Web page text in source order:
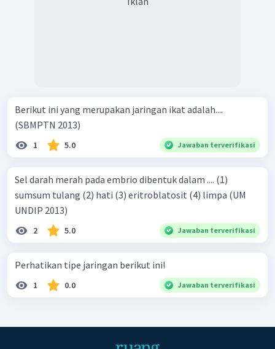
Berikut ini yang merupakan jaringan ikat adalah....
(SBMPTN 2013)
1 5.0 Jawaban terverifikasi
Sel darah merah pada embrio dibentuk dalam .... (1)
sumsum tulang (2) hati (3) eritroblatosit (4) limpa (UM
UNDIP 2013)
2 5.0 Jawaban terverifikasi
Perhatikan tipe jaringan berikut ini!
1 0.0 Jawaban terverifikasi